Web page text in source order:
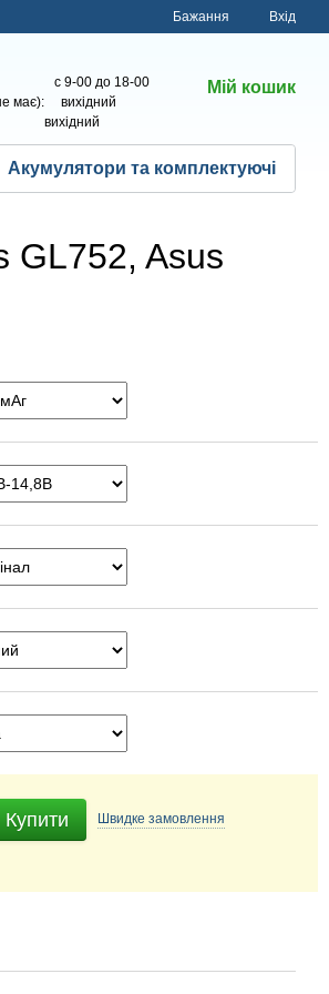
Бажання Вхід
с 9-00 до 18-00
має): вихідний
Мій кошик
Акумулятори та комплектуючі
GL752, Asus
Купити Швидке замовлення